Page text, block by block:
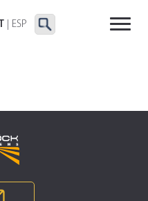
ESP
E